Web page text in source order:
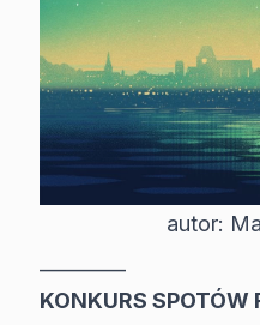
autor:
_________
KONKURS SPOTÓW